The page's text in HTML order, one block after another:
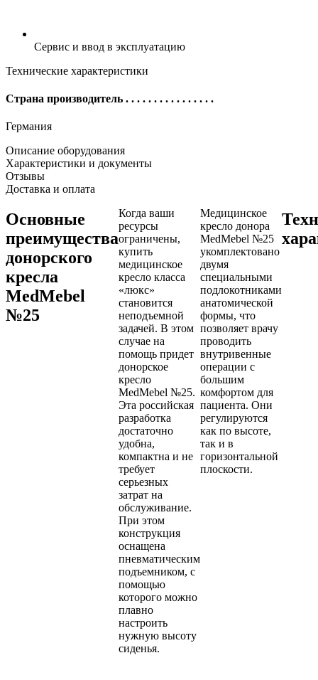
Сервис и ввод в эксплуатацию
Технические характеристики
Страна производитель . . . . . . . . . . . . . . . .
Германия
Описание оборудования
Характеристики и документы
Отзывы
Доставка и оплата
Основные
преимущества
донорского
кресла
MedMebel
№25
Когда ваши
ресурсы
ограничены,
купить
медицинское
кресло класса
«люкс»
становится
неподъемной
задачей. В этом
случае на
помощь придет
донорское
кресло
MedMebel №25.
Эта российская
разработка
достаточно
удобна,
компактна и не
требует
серьезных
затрат на
обслуживание.
При этом
конструкция
оснащена
пневматическим
подъемником, с
помощью
которого можно
плавно
настроить
нужную высоту
сиденья.
Медицинское
кресло донора
MedMebel №25
укомплектовано
двумя
специальными
подлокотниками
анатомической
формы, что
позволяет врачу
проводить
внутривенные
операции с
большим
комфортом для
пациента. Они
регулируются
как по высоте,
так и в
горизонтальной
плоскости.